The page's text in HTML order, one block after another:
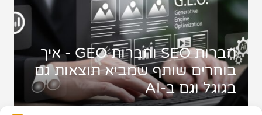
קייס סטאדי
תיק עבודות
צור קשר
חברות SEO וחברות GEO - איך
בוחרים שותף שמביא תוצאות גם
בגוגל וגם ב-AI